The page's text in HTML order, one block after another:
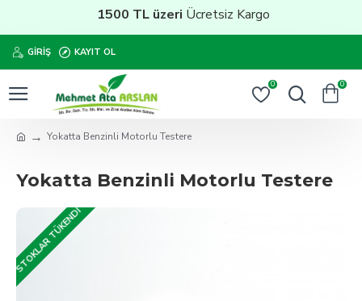
1500 TL üzeriÜcretsiz Kargo
GIRIŞ KAYIT OL
0 0
Yokatta Benzinli Motorlu Testere
Yokatta Benzinli Motorlu Testere
STOKLAR TÜKENDI